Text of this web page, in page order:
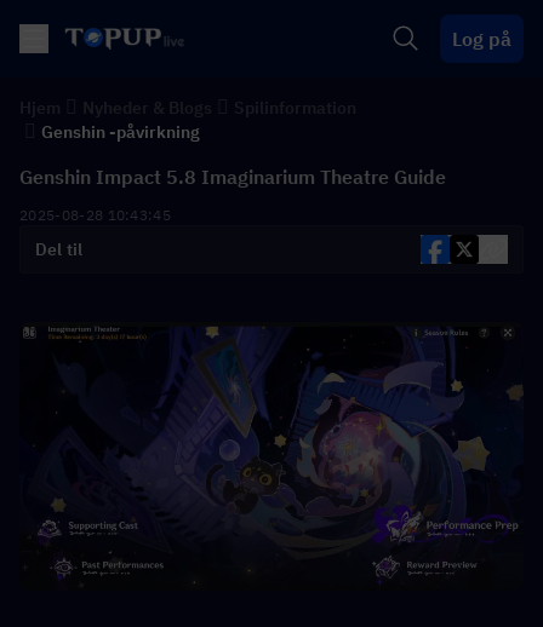
Log på
Genshin -påvirkning
Genshin Impact 5.8 Imaginarium Theatre Guide
2025-08-28 10:43:45
Del til